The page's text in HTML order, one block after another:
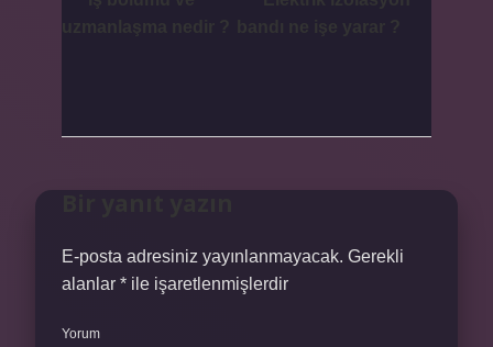
E-posta adresiniz yayınlanmayacak. Gerekli
alanlar * ile işaretlenmişlerdir
Yorum